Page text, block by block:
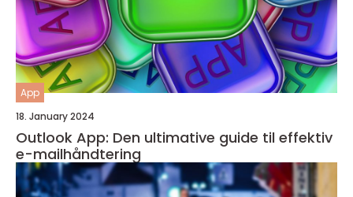
App
18. January 2024
Outlook App: Den ultimative guide til effektiv
e-mailhåndtering